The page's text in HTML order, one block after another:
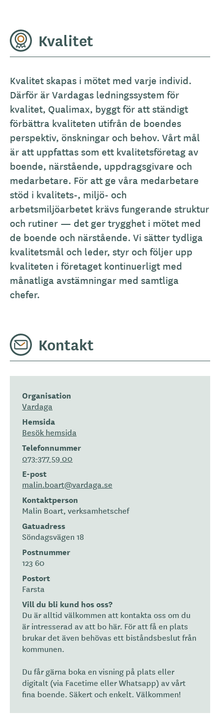
Kvalitet
Kvalitet skapas i mötet med varje individ.
Därför är Vardagas ledningssystem för
kvalitet, Qualimax, byggt för att ständigt
förbättra kvaliteten utifrån de boendes
perspektiv, önskningar och behov. Vårt mål
är att uppfattas som ett kvalitetsföretag av
boende, närstående, uppdragsgivare och
medarbetare. För att ge våra medarbetare
stöd i kvalitets-, miljö- och
arbetsmiljöarbetet krävs fungerande struktur
och rutiner — det ger trygghet i mötet med
de boende och närstående. Vi sätter tydliga
kvalitetsmål och leder, styr och följer upp
kvaliteten i företaget kontinuerligt med
månatliga avstämningar med samtliga
chefer.
Kontakt
Organisation
Vardaga
Hemsida
Besök hemsida
Telefonnummer
073-377 59 00
E-post
malin.boart@vardaga.se
Kontaktperson
Malin Boart, verksamhetschef
Gatuadress
Söndagsvägen 18
Postnummer
123 60
Postort
Farsta
Vill du bli kund hos oss?
Du är alltid välkommen att kontakta oss om du
är intresserad av att bo här. För att få en plats
brukar det även behövas ett biståndsbeslut från
kommunen.
Du får gärna boka en visning på plats eller
digitalt (via Facetime eller Whatsapp) av vårt
fina boende. Säkert och enkelt. Välkommen!